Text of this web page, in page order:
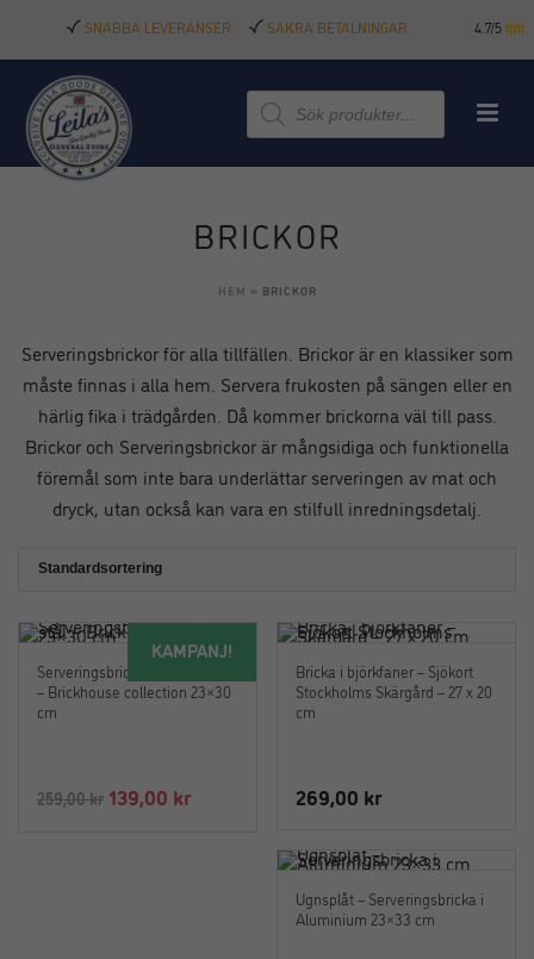
SNABBA LEVERANSER SÄKRA BETALNINGAR 4.7/5
Produktsökning
BRICKOR
HEM » BRICKOR
Serveringsbrickor för alla tillfällen. Brickor är en klassiker som
måste finnas i alla hem. Servera frukosten på sängen eller en
härlig fika i trädgården. Då kommer brickorna väl till pass.
Brickor och Serveringsbrickor är mångsidiga och funktionella
föremål som inte bara underlättar serveringen av mat och
dryck, utan också kan vara en stilfull inredningsdetalj.
KAMPANJ!
Serveringsbricka i rostfritt stål
– Brickhouse collection 23×30
cm
259,00kr Det
139,00 krDet
Bricka i björkfaner – Sjökort
Stockholms Skärgård – 27 x 20
cm
269,00 kr
Ugnsplåt – Serveringsbricka i
Aluminium 23×33 cm